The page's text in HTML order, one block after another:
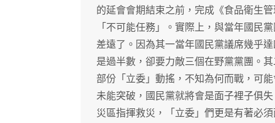
的延會會期結束之前，完成《食品衛生
「不可能任務」。實際上，與當年國民
差遠了。因為其一當年國民黨議席幾乎
是過半數，卻要力敵三個在野黨黨團。
部份「立委」動搖，不知為何而戰，可
未能突破，國民黨就將會是面子裡子俱
災區指揮救災，「立委」們更是有著必